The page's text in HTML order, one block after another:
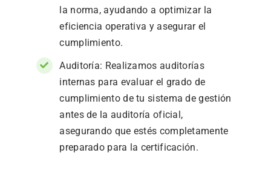
la norma, ayudando a optimizar la
eficiencia operativa y asegurar el
cumplimiento.
Auditoría: Realizamos auditorías
internas para evaluar el grado de
cumplimiento de tu sistema de gestión
antes de la auditoría oficial,
asegurando que estés completamente
preparado para la certificación.